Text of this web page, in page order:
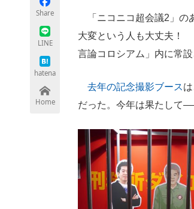
Share
LINE
hatena
Home
「ニコニコ超会議2」の
大変という人も大丈夫！
言論コロシアム」内に常設
去年の記念撮影ブース
だった。今年は果たして